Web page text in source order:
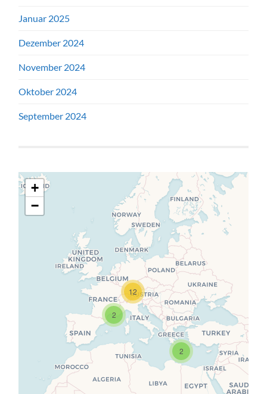
Januar 2025
Dezember 2024
November 2024
Oktober 2024
September 2024
Travelers' Map wird geladen …
Wenn du dies siehst, nachdem
deine Seite vollständig geladen
wurde, fehlen leafletJS-Dateien.
2
12
2
+
−